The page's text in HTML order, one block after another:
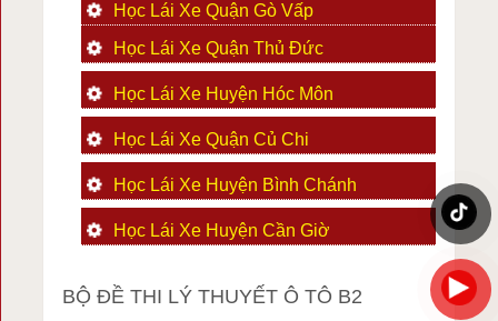
Học Lái Xe Quận Gò Vấp
Học Lái Xe Quận Thủ Đức
Học Lái Xe Huyện Hóc Môn
Học Lái Xe Quận Củ Chi
Học Lái Xe Huyện Bình Chánh
Học Lái Xe Huyện Cần Giờ
BỘ ĐỀ THI LÝ THUYẾT Ô TÔ B2